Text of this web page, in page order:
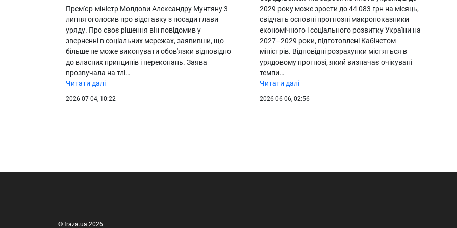
Прем'єр-міністр Молдови Александру Мунтяну 3
липня оголосив про відставку з посади глави
уряду. Про своє рішення він повідомив у
зверненні в соціальних мережах, заявивши, що
більше не може виконувати обов'язки відповідно
до власних принципів і переконань. Заява
прозвучала на тлі…
Читати далі
2026-07-04, 10:22
2029 року може зрости до 44 083 грн на місяць,
свідчать основні прогнозні макропоказники
економічного і соціального розвитку України на
2027–2029 роки, підготовлені Кабінетом
міністрів. Відповідні розрахунки містяться в
урядовому прогнозі, який визначає очікувані
темпи…
Читати далі
2026-06-06, 02:56
© fraza.ua 2026